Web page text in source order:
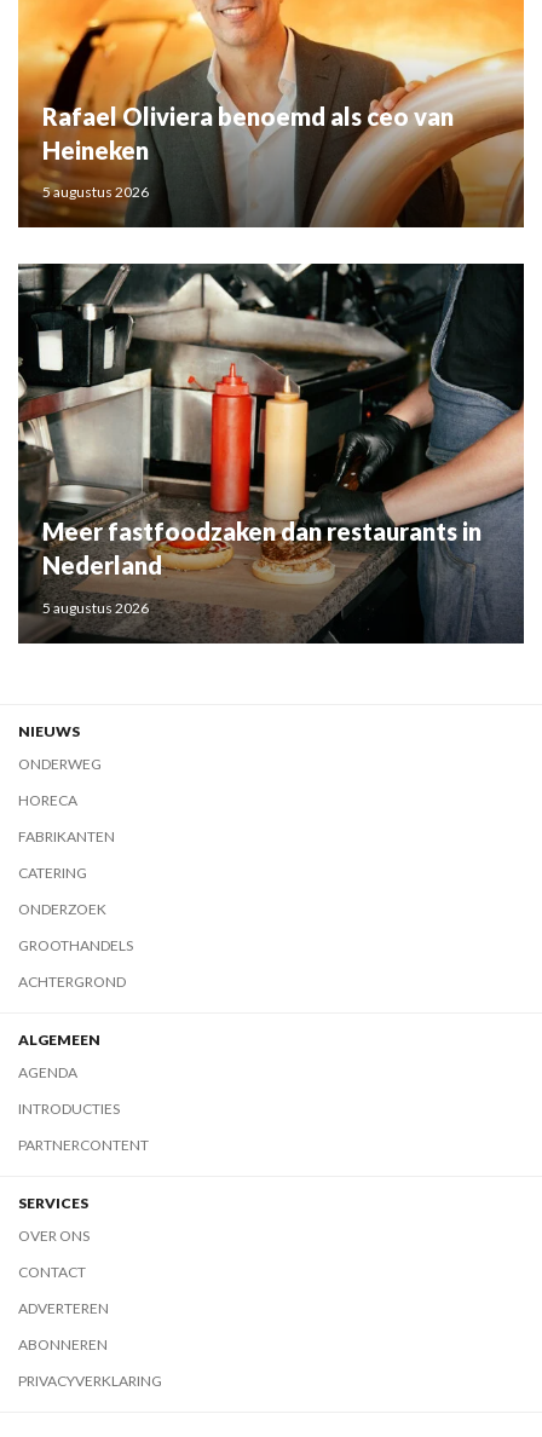
Rafael Oliviera benoemd als ceo van
Heineken
5 augustus 2026
Meer fastfoodzaken dan restaurants in
Nederland
5 augustus 2026
NIEUWS
ONDERWEG
HORECA
FABRIKANTEN
CATERING
ONDERZOEK
GROOTHANDELS
ACHTERGROND
ALGEMEEN
AGENDA
INTRODUCTIES
PARTNERCONTENT
SERVICES
OVER ONS
CONTACT
ADVERTEREN
ABONNEREN
PRIVACYVERKLARING